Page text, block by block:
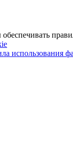
использования